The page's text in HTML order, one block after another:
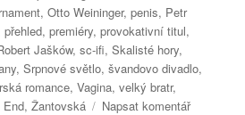
,Otto Weininger,penis, Petr
přehled,premiéry,provokativní titul,
Jašków,sc-ifi,Skalisté hory,
,Srpnové světlo,švandovo divadlo,
romance,Vagina,velký bratr,
End,Žantovská Napsat komentářpro